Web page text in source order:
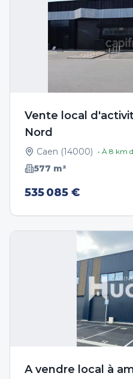
Vente local
Nord
Caen (14000) • À 8 km
577 m²
535 085 €
A vendre local à